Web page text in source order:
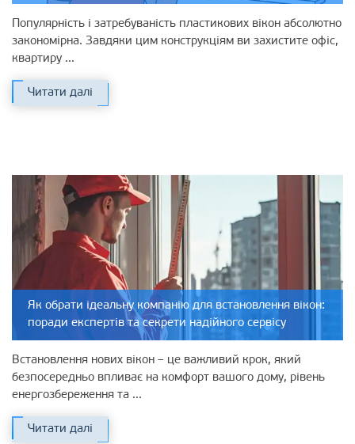
Популярність і затребуваність пластикових вікон абсолютно
закономірна. Завдяки цим конструкціям ви захистите офіс,
квартиру ...
Читати далі
Як обрати ідеальну компанію для встановлення вікон:
поради експертів та секрети надійного сервісу
Встановлення нових вікон – це важливий крок, який
безпосередньо впливає на комфорт вашого дому, рівень
енергозбереження та ...
Читати далі